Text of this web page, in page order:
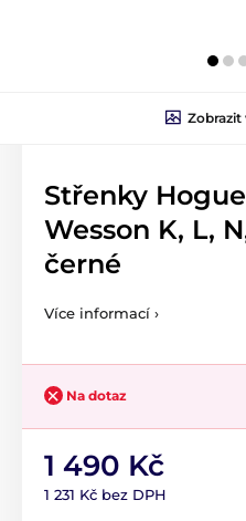
Zobrazit
Střenky
Wesson K, L,
černé
Více informací ›
Na dotaz
1 490 Kč
1 231 Kč bez DPH